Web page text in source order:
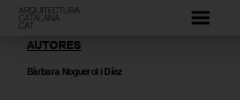
AUTORES
Bàrbara Noguerol i Díez